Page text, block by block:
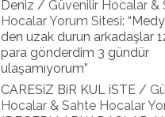
Deniz / Güvenilir Hocalar &
Hocalar Yorum Sitesi: “
den uzak durun arkadaşlar
para gönderdim 3 gündür
ulaşamıyorum”
CARESiZ BiR KUL iSTE/
Hocalar & Sahte Hocalar